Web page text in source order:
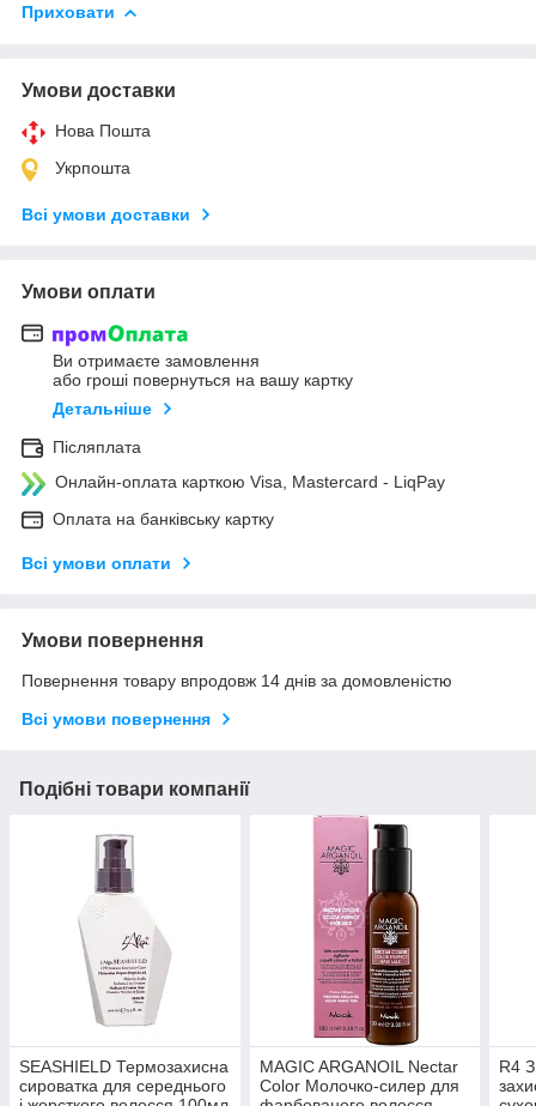
Приховати
Умови доставки
Нова Пошта
Укрпошта
Всі умови доставки
Умови оплати
Ви отримаєте замовлення
або гроші повернуться на вашу картку
Детальніше
Післяплата
Онлайн-оплата карткою Visa, Mastercard - LiqPay
Оплата на банківську картку
Всі умови оплати
Умови повернення
Повернення товару впродовж 14 днів за домовленістю
Всі умови повернення
Подібні товари компанії
SEASHIELD Термозахисна
сироватка для середнього
MAGIC ARGANOIL Nectar
Color Молочко-силер для
R4